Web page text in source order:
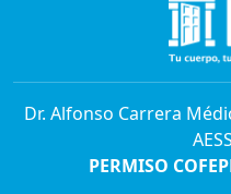
Dr. Alfonso Carrera
PERMISO